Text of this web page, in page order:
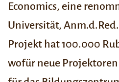
Economics, eine
Universität,
Projekt hat 100.000
wofür neue